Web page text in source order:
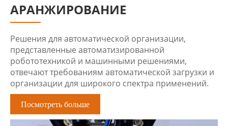
АРАНЖИРОВАНИЕ
Решения для автоматической организации,
представленные автоматизированной
робототехникой и машинными решениями,
отвечают требованиям автоматической загрузки и
организации для широкого спектра применений.
Посмотреть больше